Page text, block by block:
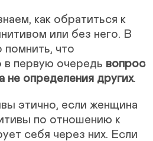
как обратиться к
или без него. В
помнить, что
первую очередь вопрос
не определения других.
этично, если женщина
по отношению к
себя через них. Если